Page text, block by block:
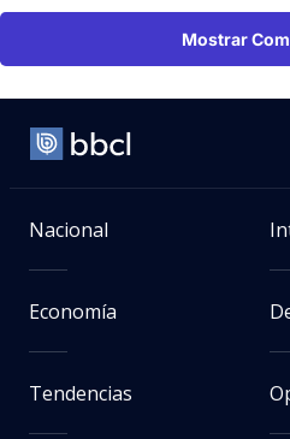
Mostrar
Nacional
Economía
Tendencias